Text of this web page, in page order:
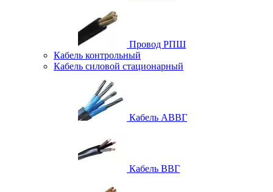
Провод РПШ
Кабель контрольный
Кабель силовой стационарный
Кабель АВВГ
Кабель ВВГ